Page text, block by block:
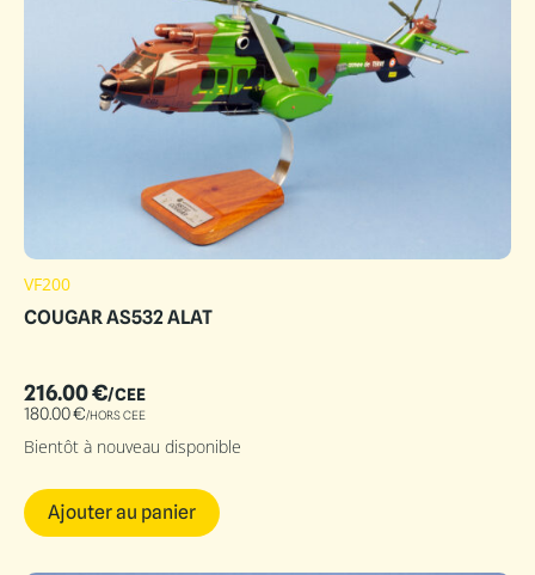
VF200
COUGAR AS532 ALAT
216.00€/CEE
180.00€/HORS CEE
Bientôt à nouveau disponible
Ajouter au panier